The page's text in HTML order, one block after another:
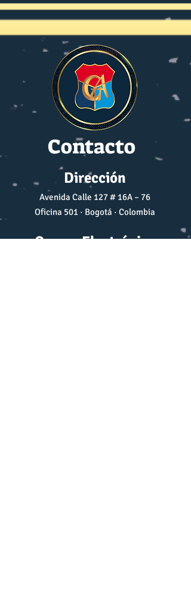
Contacto
Dirección
Avenida Calle 127 # 16A – 76
Oficina 501 · Bogotá · Colombia
Correo Electrónico